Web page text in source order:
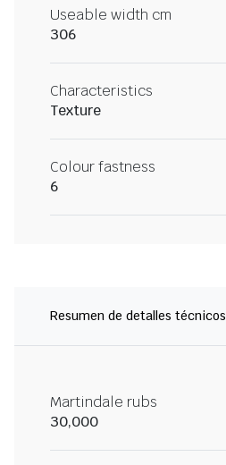
Useable width cm
306
Characteristics
Texture
Colour fastness
6
Resumen de detalles técnicos
Martindale rubs
30,000